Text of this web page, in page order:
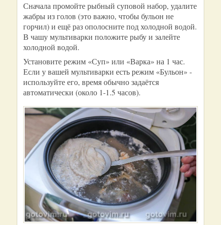
Сначала промойте рыбный суповой набор, удалите
жабры из голов (это важно, чтобы бульон не
горчил) и ещё раз ополосните под холодной водой.
В чашу мультиварки положите рыбу и залейте
холодной водой.
Установите режим «Суп» или «Варка» на 1 час.
Если у вашей мультиварки есть режим «Бульон» -
используйте его, время обычно задаётся
автоматически (около 1-1.5 часов).